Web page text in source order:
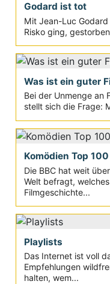
Godard ist tot
Mit Jean-Luc
Risko ging,
Was ist ein guter
Bei der Unmenge an
stellt sich die Frage:
Komödien Top 100
Die BBC hat weit
Welt befragt,
Filmgeschichte...
Playlists
Das Internet ist voll
Empfehlungen
halten, wem...